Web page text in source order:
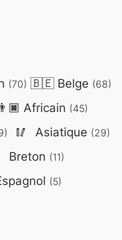
(70) 🇧🇪Belge (68)
👨🏿 Africain (45)
🥢 Asiatique (29)
Breton (11)
(5)